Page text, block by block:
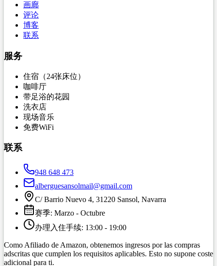
画廊
评论
博客
联系
服务
住宿（24张床位）
咖啡厅
带足浴的花园
洗衣店
现场音乐
免费WiFi
联系
948 648 473
alberguesansolmail@gmail.com
C/ Barrio Nuevo 4, 31220 Sansol, Navarra
赛季: Marzo - Octubre
办理入住手续: 13:00 - 19:00
Como Afiliado de Amazon, obtenemos ingresos por las compras
adscritas que cumplen los requisitos aplicables. Esto no supone coste
adicional para ti.